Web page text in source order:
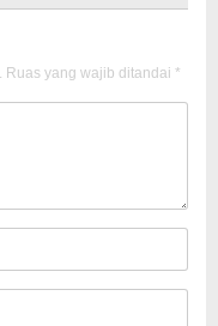
Ruas yang wajib ditandai *